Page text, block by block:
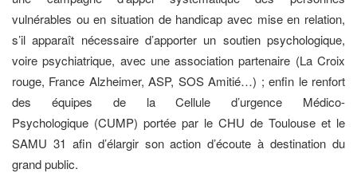
vulnérables ou en situation de handicap avec mise en relation,
s’il apparaît nécessaire d’apporter un soutien psychologique,
voire psychiatrique, avec une association partenaire (La Croix
rouge, France Alzheimer, ASP, SOS Amitié…) ; enfin le renfort
des équipes de la Cellule d’urgence Médico-
Psychologique (CUMP) portée par le CHU de Toulouse et le
SAMU 31 afin d’élargir son action d’écoute à destination du
grand public.